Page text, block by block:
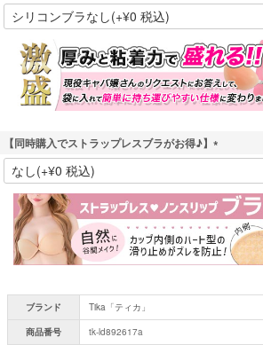
(
必
須
)
【同時購入でストラップレスブラがお得♪】
(
必
須
)
ブランド
Tika「ティカ」
商品番号
tk-ld892617a